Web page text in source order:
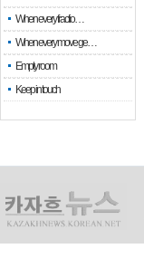
When every fractio…
When every move ge…
Empty room
Keep in touch